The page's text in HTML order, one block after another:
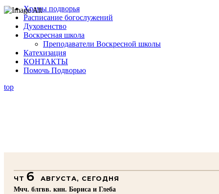
Храмы подворья
Расписание богослужений
Духовенство
Воскресная школа
Преподаватели Воскресной школы
Катехизация
КОНТАКТЫ
Помочь Подворью
top
ЧТ 6
АВГУСТА, СЕГОДНЯ
Мчч. блгвв. кнн. Бориса и Глеба